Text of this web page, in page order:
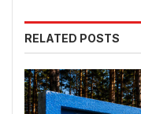
RELATED POSTS